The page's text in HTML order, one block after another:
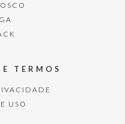
TERMOS
USO